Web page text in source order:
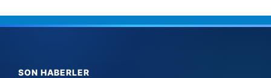
SON HABERLER